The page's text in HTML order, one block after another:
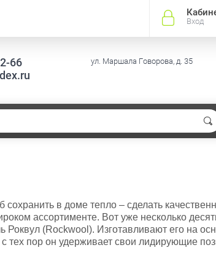
Вход
66
ул. Маршала Говорова, д. 35
в доме тепло – сделать
ассортименте. Вот уже несколько
Роквул (Rockwool). Изготавливают его на
тех пор он удерживает свои лидирующие